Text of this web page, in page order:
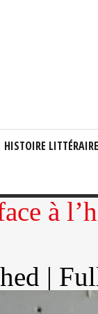
HISTOIRE LITTÉRAIRE
à
|